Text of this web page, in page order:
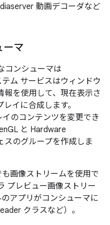
動画デコーダなど
ーマ
コンシューマは
ム サービスはウィンドウ
報を使用して、現在表示さ
イに合成します。
のコンテンツを変更でき
と Hardware
のグループを作成しま
画像ストリームを使用で
プレビュー画像ストリー
アプリがコンシューマに
クラスなど）。